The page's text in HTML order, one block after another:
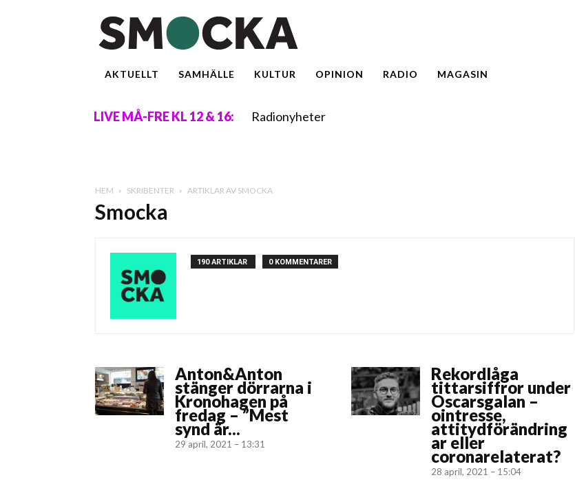
AKTUELLT SAMHÄLLE KULTUR OPINION RADIO MAGASIN
LIVE MÅ-FRE KL 12 & 16: Radionyheter
HEM SKRIBENTER ARTIKLAR AV SMOCKA
Smocka
190 ARTIKLAR 0 KOMMENTARER
Anton&Anton
stänger dörrarna i
Kronohagen på
fredag – ”Mest
synd är...
29 april, 2021 – 13:31
Rekordlåga
tittarsiffror under
Oscarsgalan –
ointresse,
attitydförändring
ar eller
coronarelaterat?
28 april, 2021 – 15:04